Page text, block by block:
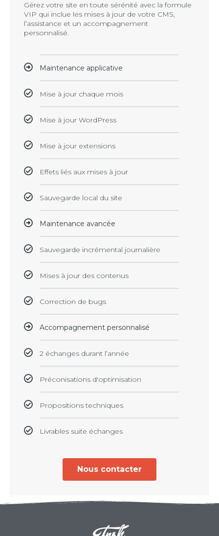
Gérez votre site en toute sérénité avec la formule
VIP qui inclue les mises à jour de votre CMS,
l’assistance et un accompagnement
personnalisé.
Maintenance applicative
Mise à jour chaque mois
Mise à jour WordPress
Mise à jour extensions
Effets liés aux mises à jour
Sauvegarde local du site
Maintenance avancée
Sauvegarde incrémental journalière
Mises à jour des contenus
Correction de bugs
Accompagnement personnalisé
2 échanges durant l’année
Préconisations d'optimisation
Propositions techniques
Livrables suite échanges
Nous contacter